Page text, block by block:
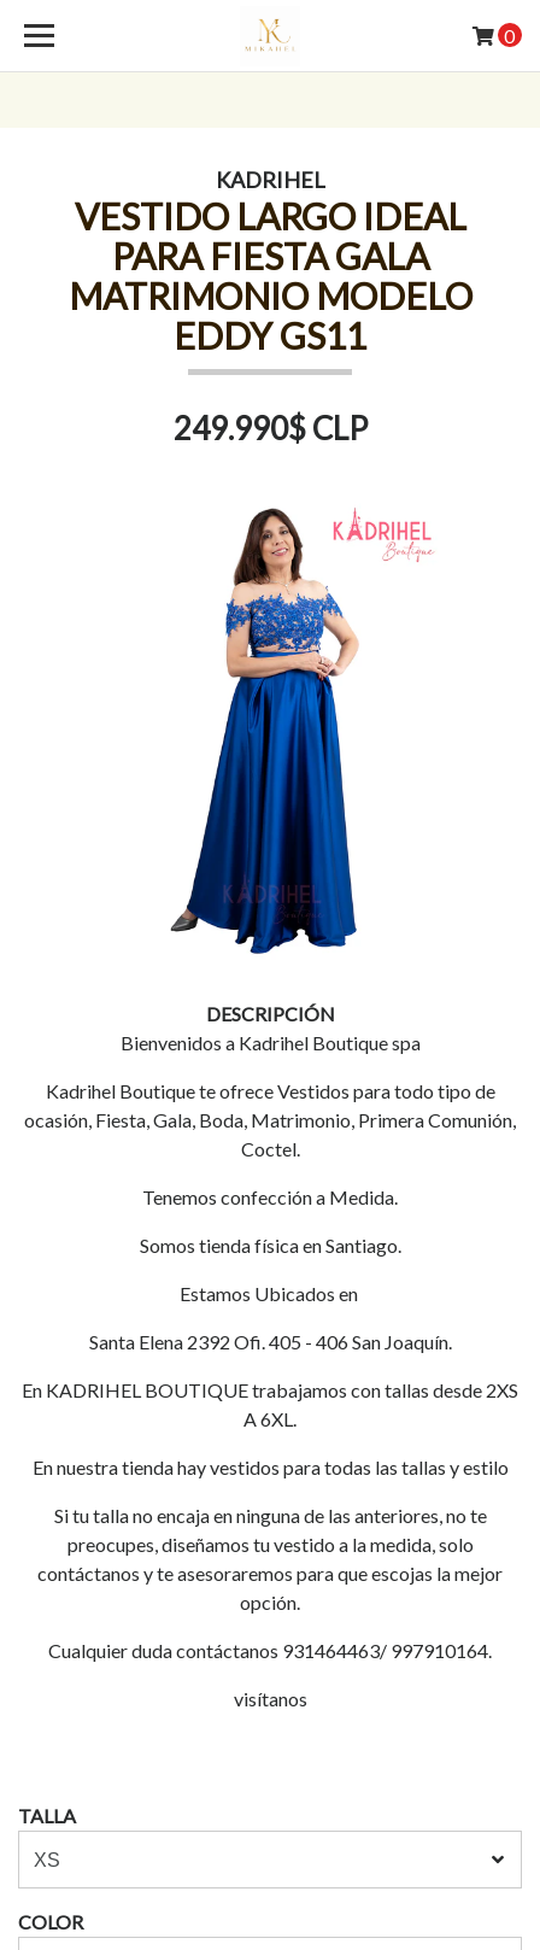
0
KADRIHEL
VESTIDO LARGO IDEAL
PARA FIESTA GALA
MATRIMONIO MODELO
EDDY GS11
249.990$ CLP
DESCRIPCIÓN
Bienvenidos a Kadrihel Boutique spa
Kadrihel Boutique te ofrece Vestidos para todo tipo de
ocasión, Fiesta, Gala, Boda, Matrimonio, Primera Comunión,
Coctel.
Tenemos confección a Medida.
Somos tienda física en Santiago.
Estamos Ubicados en
Santa Elena 2392 Ofi. 405 - 406 San Joaquín.
En KADRIHEL BOUTIQUE trabajamos con tallas desde 2XS
A 6XL.
En nuestra tienda hay vestidos para todas las tallas y estilo
Si tu talla no encaja en ninguna de las anteriores, no te
preocupes, diseñamos tu vestido a la medida, solo
contáctanos y te asesoraremos para que escojas la mejor
opción.
Cualquier duda contáctanos 931464463/ 997910164.
visítanos
TALLA
COLOR